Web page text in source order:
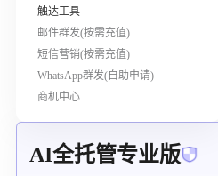
触达工具
邮件群发(按需充值)
短信营销(按需充值)
WhatsApp群发(自助申请)
商机中心
AI全托管专业版